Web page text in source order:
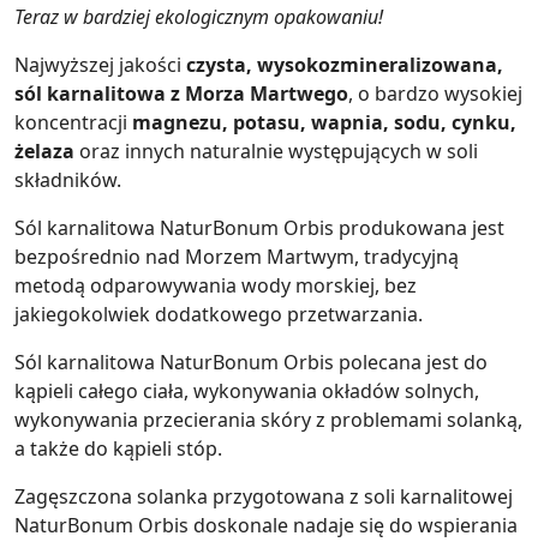
Teraz w bardziej ekologicznym opakowaniu!
Najwyższej jakości czysta, wysokozmineralizowana,
sól karnalitowa z Morza Martwego, o bardzo wysokiej
koncentracji magnezu, potasu, wapnia, sodu, cynku,
żelaza oraz innych naturalnie występujących w soli
składników.
Sól karnalitowa NaturBonum Orbis produkowana jest
bezpośrednio nad Morzem Martwym, tradycyjną
metodą odparowywania wody morskiej, bez
jakiegokolwiek dodatkowego przetwarzania.
Sól karnalitowa NaturBonum Orbis polecana jest do
kąpieli całego ciała, wykonywania okładów solnych,
wykonywania przecierania skóry z problemami solanką,
a także do kąpieli stóp.
Zagęszczona solanka przygotowana z soli karnalitowej
NaturBonum Orbis doskonale nadaje się do wspierania